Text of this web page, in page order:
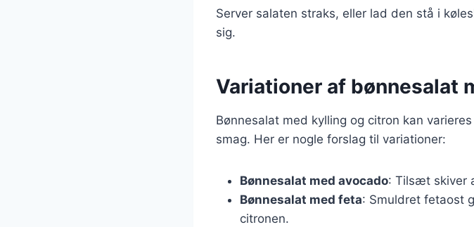
Server salaten straks, eller lad den stå i
sig.
Variationer af bønnesalat
Bønnesalat med kylling og citron kan
smag. Her er nogle forslag til variationer:
Bønnesalat med avocado: Tilsæt skiver
Bønnesalat med feta: Smuldret fetaost
citronen.